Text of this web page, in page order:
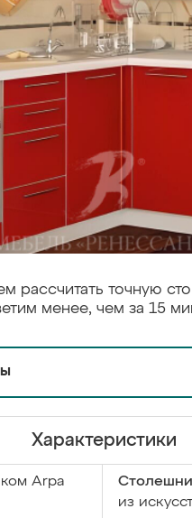
рассчитать точную
менее, чем за 15
Характеристики
Arpa
из